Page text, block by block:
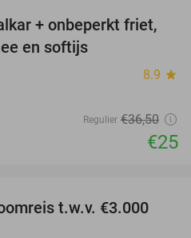
32%
+ onbeperkt friet,
en softijs
8.9 star
Regulier €36,50
€25
t.w.v. €3.000